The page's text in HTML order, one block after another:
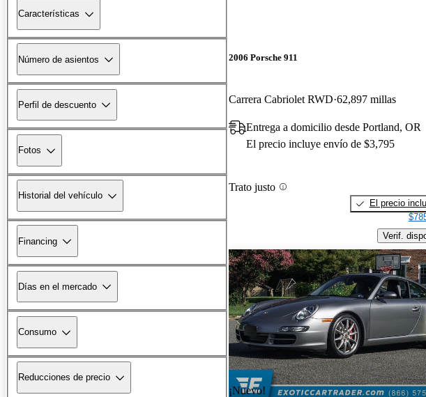
Características
Número de asientos
Perfil de descuento
Fotos
Historial del vehículo
Financing
Días en el mercado
Consumo
Reducciones de precio
2006 Porsche 911
Carrera Cabriolet RWD 62,897 millas
Entrega a domicilio desde Portland, OR
El precio incluye envío de $3,795
Trato justo
El precio
Verif.
¡Nuevo!